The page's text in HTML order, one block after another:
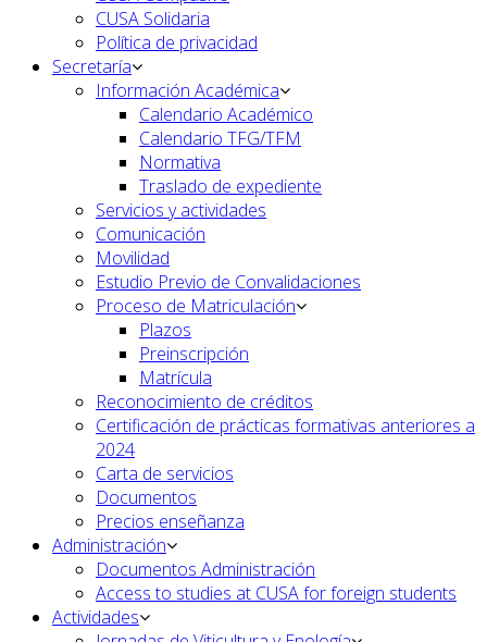
CUSA Solidaria
Política de privacidad
Secretaría
Información Académica
Calendario Académico
Calendario TFG/TFM
Normativa
Traslado de expediente
Servicios y actividades
Comunicación
Movilidad
Estudio Previo de Convalidaciones
Proceso de Matriculación
Plazos
Preinscripción
Matrícula
Reconocimiento de créditos
Certificación de prácticas formativas anteriores a
2024
Carta de servicios
Documentos
Precios enseñanza
Administración
Documentos Administración
Access to studies at CUSA for foreign students
Actividades